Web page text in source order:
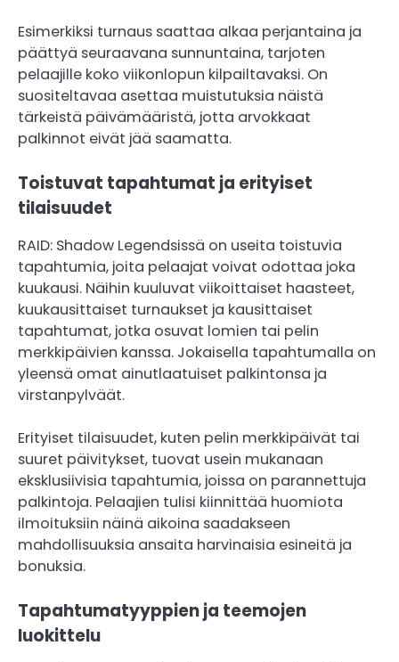
Esimerkiksi turnaus saattaa alkaa perjantaina ja
päättyä seuraavana sunnuntaina, tarjoten
pelaajille koko viikonlopun kilpailtavaksi. On
suositeltavaa asettaa muistutuksia näistä
tärkeistä päivämääristä, jotta arvokkaat
palkinnot eivät jää saamatta.
Toistuvat tapahtumat ja erityiset
tilaisuudet
RAID: Shadow Legendsissä on useita toistuvia
tapahtumia, joita pelaajat voivat odottaa joka
kuukausi. Näihin kuuluvat viikoittaiset haasteet,
kuukausittaiset turnaukset ja kausittaiset
tapahtumat, jotka osuvat lomien tai pelin
merkkipäivien kanssa. Jokaisella tapahtumalla on
yleensä omat ainutlaatuiset palkintonsa ja
virstanpylväät.
Erityiset tilaisuudet, kuten pelin merkkipäivät tai
suuret päivitykset, tuovat usein mukanaan
eksklusiivisia tapahtumia, joissa on parannettuja
palkintoja. Pelaajien tulisi kiinnittää huomiota
ilmoituksiin näinä aikoina saadakseen
mahdollisuuksia ansaita harvinaisia esineitä ja
bonuksia.
Tapahtumatyyppien ja teemojen
luokittelu